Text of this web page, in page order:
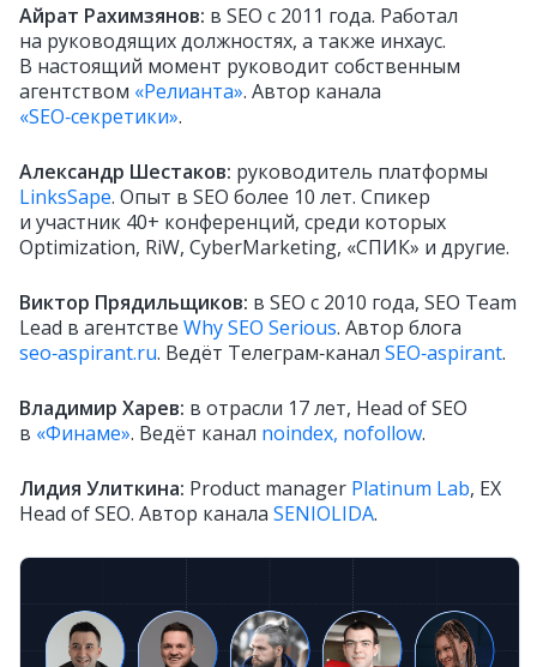
Айрат Рахимзянов: в SEO с 2011 года. Работал
на руководящих должностях, а также инхаус.
В настоящий момент руководит собственным
агентством «Релианта». Автор канала
«SEO‑секретики».
Александр Шестаков: руководитель платформы
LinksSape. Опыт в SEO более 10 лет. Спикер
и участник 40+ конференций, среди которых
Optimization, RiW, CyberMarketing, «СПИК» и другие.
Виктор Прядильщиков: в SEO с 2010 года, SEO Team
Lead в агентстве Why SEO Serious. Автор блога
seo‑aspirant.ru. Ведёт Телеграм‑канал SEO‑aspirant.
Владимир Харев: в отрасли 17 лет, Head of SEO
в «Финаме». Ведёт канал noindex, nofollow.
Лидия Улиткина: Product manager Platinum Lab, EX
Head of SEO. Автор канала SENIOLIDA.